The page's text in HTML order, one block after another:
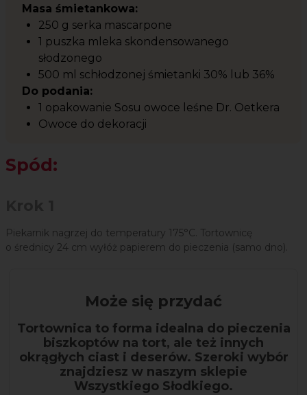
Masa śmietankowa:
250 g serka mascarpone
1 puszka mleka skondensowanego
słodzonego
500 ml schłodzonej śmietanki 30% lub 36%
Do podania:
1 opakowanie Sosu owoce leśne Dr. Oetkera
Owoce do dekoracji
Spód:
Piekarnik nagrzej do temperatury 175°C. Tortownicę
o średnicy 24 cm wyłóż papierem do pieczenia (samo dno).
Może się przydać
Tortownica to forma idealna do pieczenia
biszkoptów na tort, ale też innych
okrągłych ciast i deserów. Szeroki wybór
znajdziesz w naszym sklepie
Wszystkiego Słodkiego.